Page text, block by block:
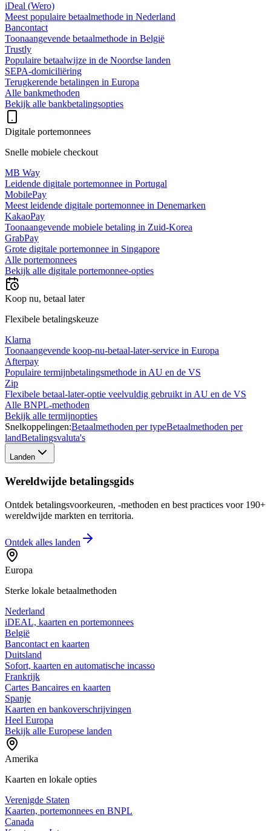
iDeal (Wero)
Meest populaire betaalmethode in Nederland
Bancontact
Toonaangevende betaalmethode in België
Trustly
Populaire betaalwijze in de Noordse landen
SEPA-domiciliëring
Terugkerende betalingen in Europa
Alle bankmethoden
Bekijk alle bankbetalingsopties
Digitale portemonnees
Snelle mobiele checkout
MB Way
Leidende digitale portemonnee in Portugal
MobilePay
Meest leidende digitale portemonnee in Denemarken
KakaoPay
Toonaangevende mobiele betaling in Zuid-Korea
GrabPay
Grote digitale portemonnee in Singapore
Alle portemonnees
Bekijk alle digitale portemonnee-opties
Koop nu, betaal later
Flexibele betalingskeuze
Klarna
Toonaangevende koop-nu-betaal-later-service in Europa
Afterpay
Populaire termijnbetalingsmethode in AU en de VS
Zip
Flexibele betaal-later-optie veelvuldig gebruikt in AU en de VS
Alle BNPL-methoden
Bekijk alle termijnopties
Snelkoppelingen:Betaalmethoden per typeBetaalmethoden per
landBetalingsvaluta's
Landen
Wereldwijde betalingsgids
Ontdek betalingsvoorkeuren, -methoden en best practices voor 190+
wereldwijde markten en territoria.
Ontdek alles landen
Europa
Sterke lokale betaalmethoden
Nederland
iDEAL, kaarten en portemonnees
België
Bancontact en kaarten
Duitsland
Sofort, kaarten en automatische incasso
Frankrijk
Cartes Bancaires en kaarten
Spanje
Kaarten en bankoverschrijvingen
Heel Europa
Bekijk alle Europese landen
Amerika
Kaarten en lokale opties
Verenigde Staten
Kaarten, portemonnees en BNPL
Canada